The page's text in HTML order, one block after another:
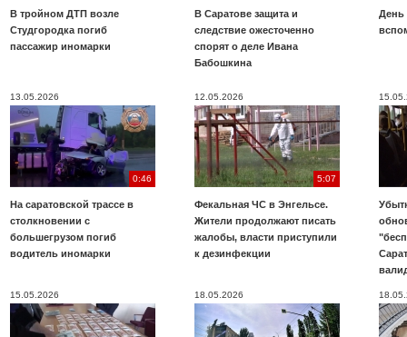
В тройном ДТП возле
Студгородка погиб
пассажир иномарки
В Саратове защита и
следствие ожесточенно
спорят о деле Ивана
Бабошкина
День
13.05.2026
0:46
На саратовской трассе в
столкновении с
большегрузом погиб
водитель иномарки
12.05.2026
5:07
Фекальная ЧС в Энгельсе.
Жители продолжают писать
жалобы, власти приступили
к дезинфекции
15.05.2026 18.05.2026